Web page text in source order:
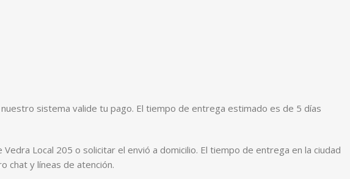
sistema valide tu pago. El tiempo de entrega estimado es de 5 días
Local 205 o solicitar el envió a domicilio. El tiempo de entrega en la ciudad
chat y líneas de atención.